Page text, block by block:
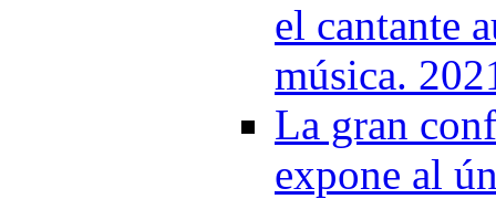
el cantante
música.
La gran
expone al